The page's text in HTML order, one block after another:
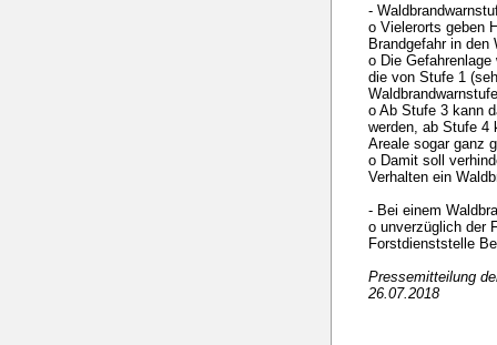
-
o Vielerorts geben
Brandgefahr in den
o Die
die von Stufe 1
o Ab Stufe 3 kann
werden, ab Stufe 4
Areale sogar ganz
o Damit soll
Verhalten ein
- Bei einem
o unverzüglich der
Forstdienststelle
Pressemitteilung
26.07.2018